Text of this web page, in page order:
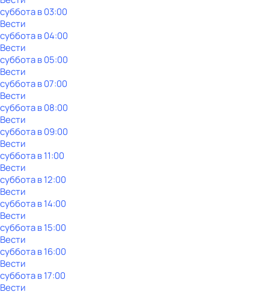
субботав03:00
Вести
субботав04:00
Вести
субботав05:00
Вести
субботав07:00
Вести
субботав08:00
Вести
субботав09:00
Вести
субботав11:00
Вести
субботав12:00
Вести
субботав14:00
Вести
субботав15:00
Вести
субботав16:00
Вести
субботав17:00
Вести